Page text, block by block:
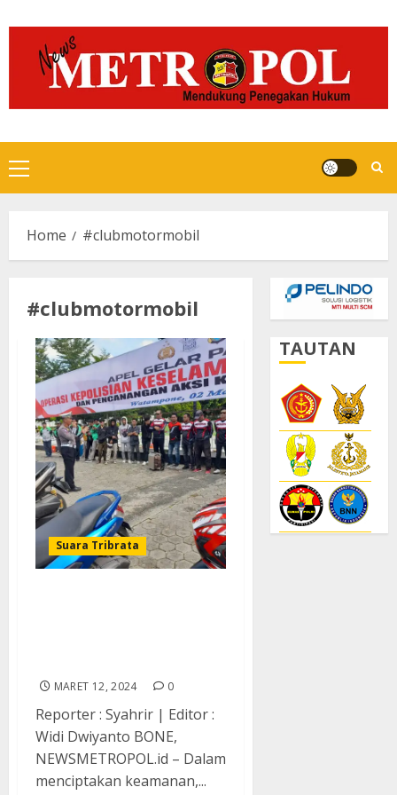
to
content
Primary
Menu
Home #clubmotormobil
#clubmotormobil
Suara Tribrata
MARET 12, 2024 0
Reporter : Syahrir | Editor :
Widi Dwiyanto BONE,
NEWSMETROPOL.id – Dalam
menciptakan keamanan,...
TAUTAN